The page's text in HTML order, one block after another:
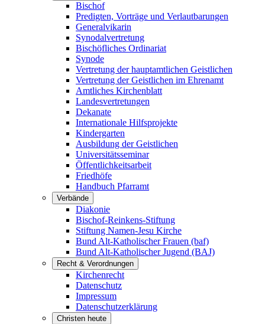
Bischof
Predigten, Vorträge und Verlautbarungen
Generalvikarin
Synodalvertretung
Bischöfliches Ordinariat
Synode
Vertretung der hauptamtlichen Geistlichen
Vertretung der Geistlichen im Ehrenamt
Amtliches Kirchenblatt
Landesvertretungen
Dekanate
Internationale Hilfsprojekte
Kindergarten
Ausbildung der Geistlichen
Universitätsseminar
Öffentlichkeitsarbeit
Friedhöfe
Handbuch Pfarramt
Verbände
Diakonie
Bischof-Reinkens-Stiftung
Stiftung Namen-Jesu Kirche
Bund Alt-Katholischer Frauen (baf)
Bund Alt-Katholischer Jugend (BAJ)
Recht & Verordnungen
Kirchenrecht
Datenschutz
Impressum
Datenschutzerklärung
Christen heute